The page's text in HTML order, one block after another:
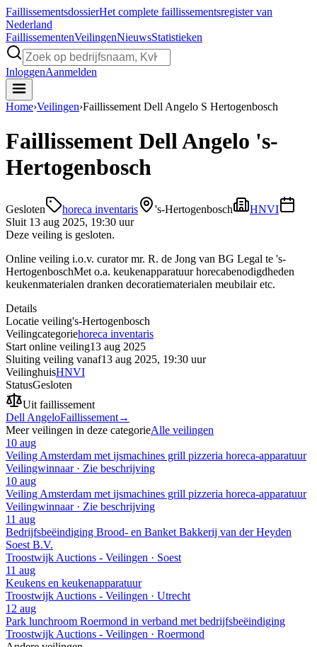
FaillissementsdossierHet complete faillissementsregister van
Nederland
FaillissementenVeilingenNieuwsStatistieken
InloggenAanmelden
Home›Veilingen›Faillissement Dell Angelo S Hertogenbosch
Faillissement Dell Angelo 's-
Hertogenbosch
Gesloten horeca inventaris 's-Hertogenbosch
HNVI
Sluit 13 aug 2025, 19:30 uur
Deze veiling is gesloten.
Online veiling i.o.v. curator mr. R. de Jong van BG Legal te 's-
HertogenboschMet o.a. keukenapparatuur horecabenodigdheden
keukenmaterialen dranken decoratiematerialen meubilair etc.
Details
Locatie veiling's-Hertogenbosch
Veilingcategoriehoreca inventaris
Start online veiling13 aug 2025
Sluiting veiling vanaf13 aug 2025, 19:30 uur
VeilinghuisHNVI
StatusGesloten
Uit faillissement
Dell AngeloFaillissement→
Meer veilingen in deze categorieAlle veilingen
10 aug
Veiling Amsterdam met ijsmachines grill pizzeria horeca-apparatuur
Veilingwinnaar · Zie beschrijving
10 aug
Veiling Amsterdam met ijsmachines grill pizzeria horeca-apparatuur
Veilingwinnaar · Zie beschrijving
11 aug
Bedrijfsbeëindiging Brood- en Banket Bakkerij van der Heyden
Soest B.V.
Troostwijk Auctions - Veilingen · Soest
11 aug
Keukens en keukenapparatuur
Troostwijk Auctions - Veilingen · Utrecht
12 aug
Park lunchroom Roermond in verband met bedrijfsbeëindiging
Troostwijk Auctions - Veilingen · Roermond